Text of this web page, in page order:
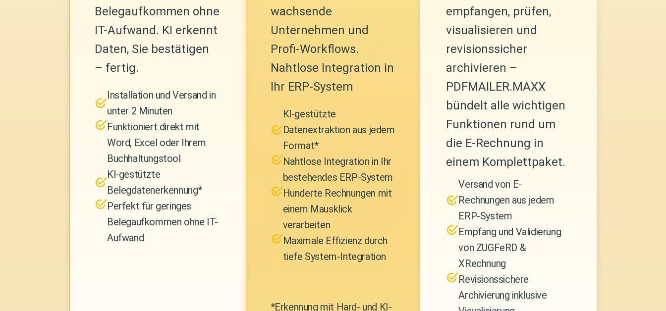
Belegaufkommen ohne
IT-Aufwand. KI erkennt
Daten, Sie bestätigen
– fertig.
Installation und Versand in
unter 2 Minuten
Funktioniert direkt mit
Word, Excel oder Ihrem
Buchhaltungstool
Kl-gestützte
Belegdatenerkennung*
Perfekt für geringes
Belegaufkommen ohne IT-
Aufwand
wachsende
Unternehmen und
Profi-Workflows.
Nahtlose Integration in
Ihr ERP-System
Kl-gestützte
Datenextraktion aus jedem
Format*
Nahtlose Integration in Ihr
bestehendes ERP-System
Hunderte Rechnungen mit
einem Mausklick
verarbeiten
Maximale Effizienz durch
tiefe System-Integration
*Erkennung mit Hard- und KI-
empfangen, prüfen,
visualisieren und
revisionssicher
archivieren –
PDFMAILER.MAXX
bündelt alle wichtigen
Funktionen rund um
die E-Rechnung in
einem Komplettpaket.
Versandvon E-
Rechnungen aus jedem
ERP-System
Empfang und Validierung
von ZUGFeRD &
XRechnung
Revisionssichere
Archivierung inklusive